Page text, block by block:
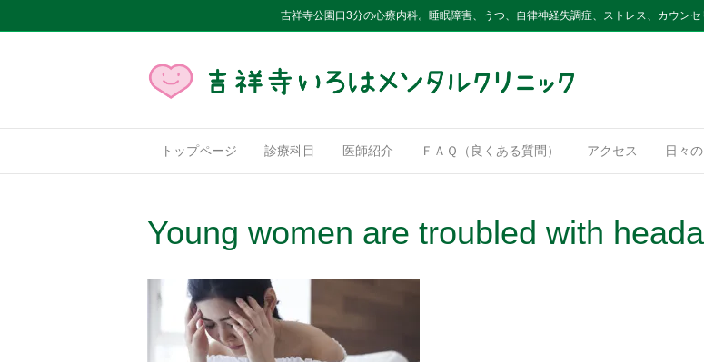
吉祥寺公園口3分の心療内科。睡眠障害、うつ、自律神経失調症、ストレス、カウン
トップページ 診療科目 医師紹介 ＦＡＱ（良くある質問） アクセス 日々
Young women are troubled with